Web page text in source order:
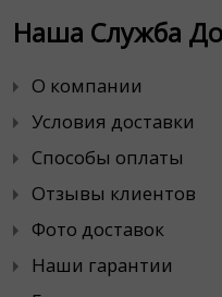
Наша Служба
О компании
Условия доставки
Способы оплаты
Отзывы клиентов
Фото доставок
Наши гарантии